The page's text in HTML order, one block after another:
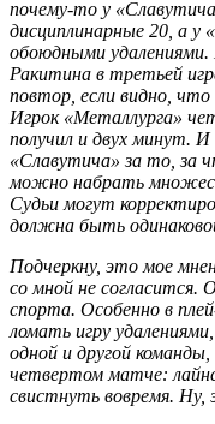
почему-то у
дисциплинарные 20, а
обоюдными
Ракитина в третьей
повтор, если видно, что
Игрок «Металлурга»
получил и двух минут. И
«Славутича» за то, за
можно набрать
Судьи могут
должна быть
Подчеркну, это мое
со мной не
спорта. Особенно в
ломать игру
одной и другой
четвертом матче:
свистнуть вовремя. Ну,